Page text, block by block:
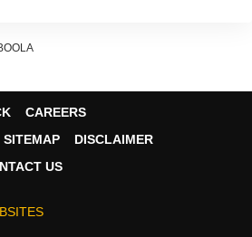
वाला रोल कई एक्ट्रेसेस ने ठुकराया
CAREERS
SITEMAP
DISCLAIMER
US